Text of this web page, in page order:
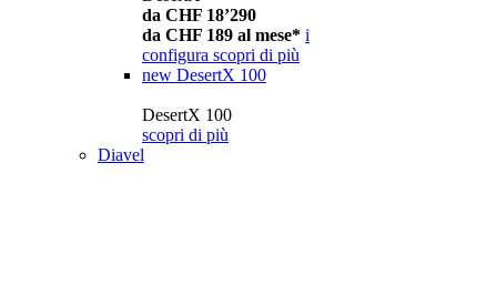
da CHF 18’290
da CHF 189 al mese* i
configura scopri di più
new DesertX 100
DesertX 100
scopri di più
Diavel